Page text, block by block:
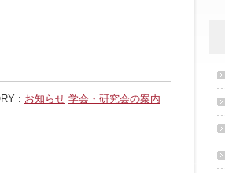
: お知らせ 学会・研究会の案内